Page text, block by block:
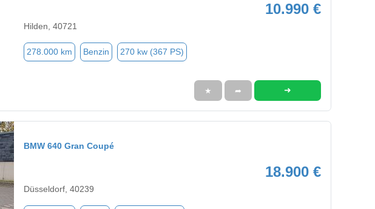
10.990 €
Hilden, 40721
278.000 km Benzin 270 kw (367 PS)
★ ➦ ➜
BMW 640 Gran Coupé
18.900 €
Düsseldorf, 40239